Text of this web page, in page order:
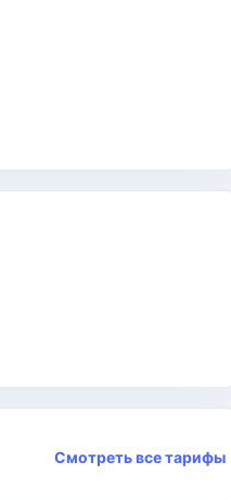
Смотреть все тарифы